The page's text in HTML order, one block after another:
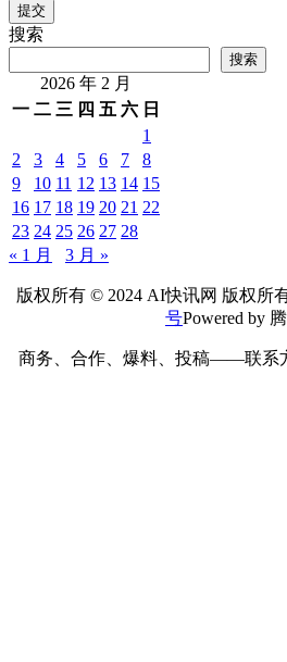
提交
搜索
搜索
2026 年 2 月
一 二 三 四 五 六 日
1
2
3 4 5 6 7
8
9
10 11 12 13 14 15
16 17 18 19 20 21 22
23 24 25 26 27 28
« 1 月
3 月 »
版权所有 © 2024 AI快讯网 版权所
号Powered by
商务、合作、爆料、投稿——联系